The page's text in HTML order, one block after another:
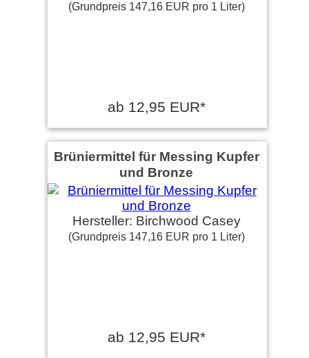
(Grundpreis 147,16 EUR pro 1 Liter)
ab 12,95 EUR*
Brüniermittel für Messing Kupfer
und Bronze
Hersteller: Birchwood Casey
(Grundpreis 147,16 EUR pro 1 Liter)
ab 12,95 EUR*